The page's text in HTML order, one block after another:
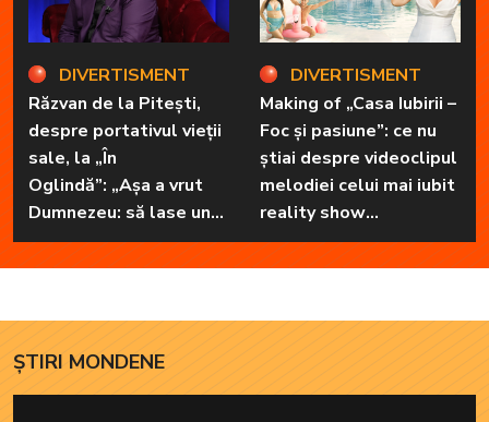
DIVERTISMENT
Răzvan de la Pitești,
despre portativul vieții
sale, la „În
Oglindă”: „Așa a vrut
Dumnezeu: să lase unul
în familie cu har, harul
de a cânta, să poată să
lipsește”
DIVERTISMENT
Making of „Casa Iubirii –
Foc și pasiune”: ce nu
știai despre videoclipul
melodiei celui mai iubit
reality show
matrimonial
ȘTIRI MONDENE